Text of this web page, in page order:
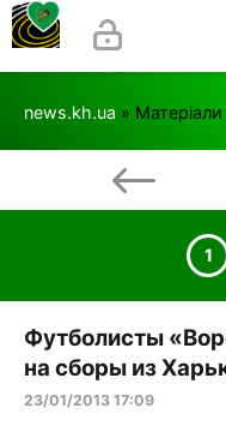
news.kh.ua »
1
Футболисты
на сборы из
23/01/2013 17:09